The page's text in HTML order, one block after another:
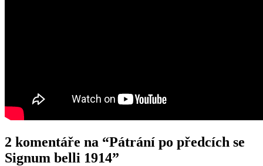
2 komentáře na “Pátrání po předcích se
Signum belli 1914”